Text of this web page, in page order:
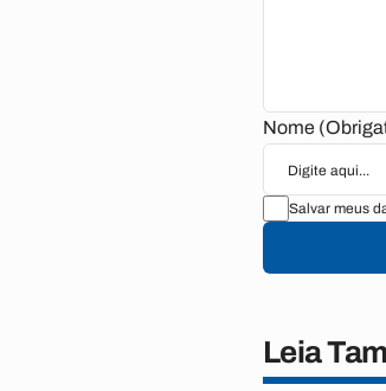
Nome
Salvar meus
Leia